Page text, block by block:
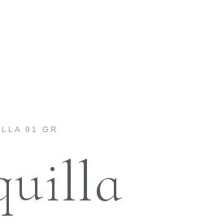
91 GR